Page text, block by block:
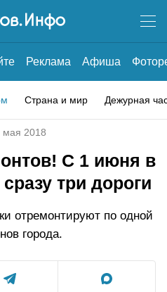
Реклама Афиша
Страна и мир Дежурная
мая 2018
С 1 июня в
три дороги
отремонтируют по одной
города.